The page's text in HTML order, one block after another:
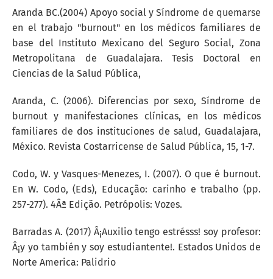
Aranda BC.(2004) Apoyo social y Síndrome de quemarse
en el trabajo "burnout" en los médicos familiares de
base del Instituto Mexicano del Seguro Social, Zona
Metropolitana de Guadalajara. Tesis Doctoral en
Ciencias de la Salud Pública,
Aranda, C. (2006). Diferencias por sexo, Síndrome de
burnout y manifestaciones clínicas, en los médicos
familiares de dos instituciones de salud, Guadalajara,
México. Revista Costarricense de Salud Pública, 15, 1-7.
Codo, W. y Vasques-Menezes, I. (2007). O que é burnout.
En W. Codo, (Eds), Educação: carinho e trabalho (pp.
257-277). 4Âª Edição. Petrópolis: Vozes.
Barradas A. (2017) Â¡Auxilio tengo estrésss! soy profesor:
Â¡y yo también y soy estudiantente!. Estados Unidos de
Norte America: Palidrio